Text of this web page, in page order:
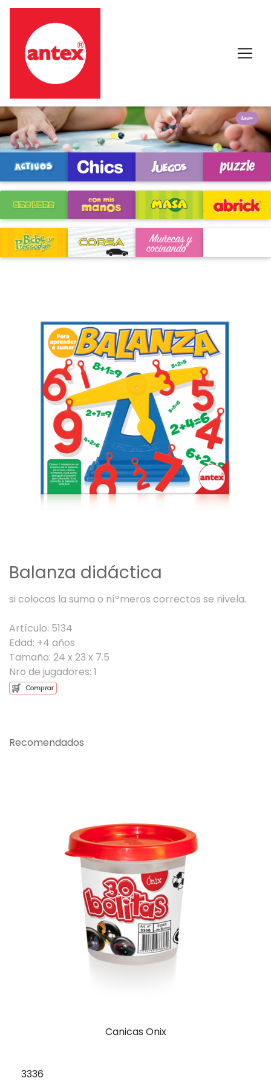
Previous
Balanza didáctica
si colocas la suma o níºmeros correctos se nivela.
Artículo: 5134
Edad: +4 años
Tamaño: 24 x 23 x 7.5
Nro de jugadores: 1
Recomendados
Canicas Onix
3336